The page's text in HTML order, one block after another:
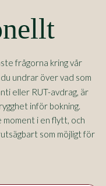
frågorna kring vår
du undrar över vad som
eller RUT-avdrag, är
inför bokning.
i en flytt, och
som möjligt för